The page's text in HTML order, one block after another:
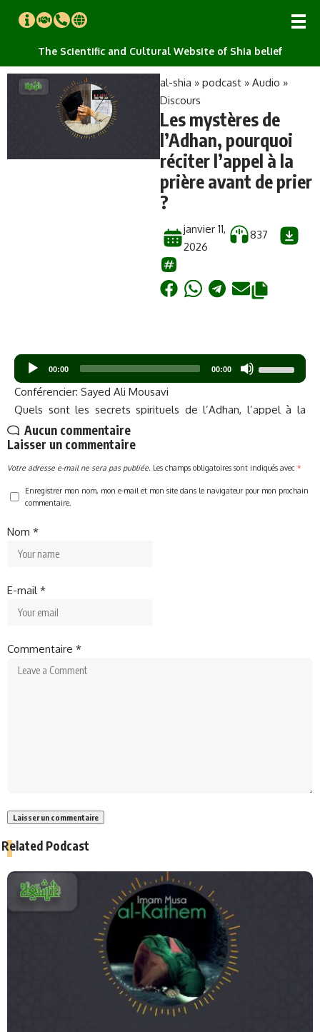
The Scientific and Cultural Website of Shia belief
al-shia » podcast » Audio »
Discours
Les mystères de
l’Adhan, pourquoi
réciter l’appel à la
prière avant de prier
?
janvier 11,
2026
837
Lecteur
audio
00:00 00:00
les
haut/bas
ou
diminuer
Conférencier: Sayed Ali Mousavi
Quels sont les secrets spirituels de l’Adhan, l’appel à la
prière ? Pourquoi est-il si conseillé en islam, et
particulièrement dans le chiisme, de réciter l’Adhan avant
chaque prière ?
Aucun commentaire
Laisser un commentaire
Votre adresse e-mail ne sera pas publiée. Les champs obligatoires sont indiqués avec *
Enregistrer mon nom, mon e-mail et mon site dans le navigateur pour mon prochain
commentaire.
Nom *
E-mail*
Commentaire *
Related Podcast